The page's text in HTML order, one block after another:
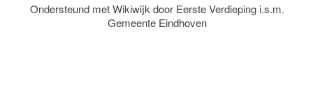
Ondersteund met Wikiwijk door Eerste Verdieping i.s.m.
Gemeente Eindhoven